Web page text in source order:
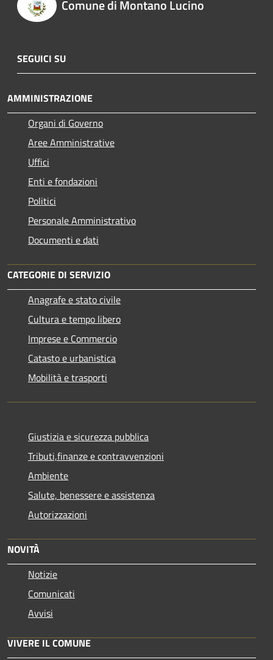
Comune di Montano Lucino
SEGUICI SU
AMMINISTRAZIONE
Organi di Governo
Aree Amministrative
Uffici
Enti e fondazioni
Politici
Personale Amministrativo
Documenti e dati
CATEGORIE DI SERVIZIO
Anagrafe e stato civile
Cultura e tempo libero
Imprese e Commercio
Catasto e urbanistica
Mobilità e trasporti
Giustizia e sicurezza pubblica
Tributi,finanze e contravvenzioni
Ambiente
Salute, benessere e assistenza
Autorizzazioni
NOVITÀ
Notizie
Comunicati
Avvisi
VIVERE IL COMUNE